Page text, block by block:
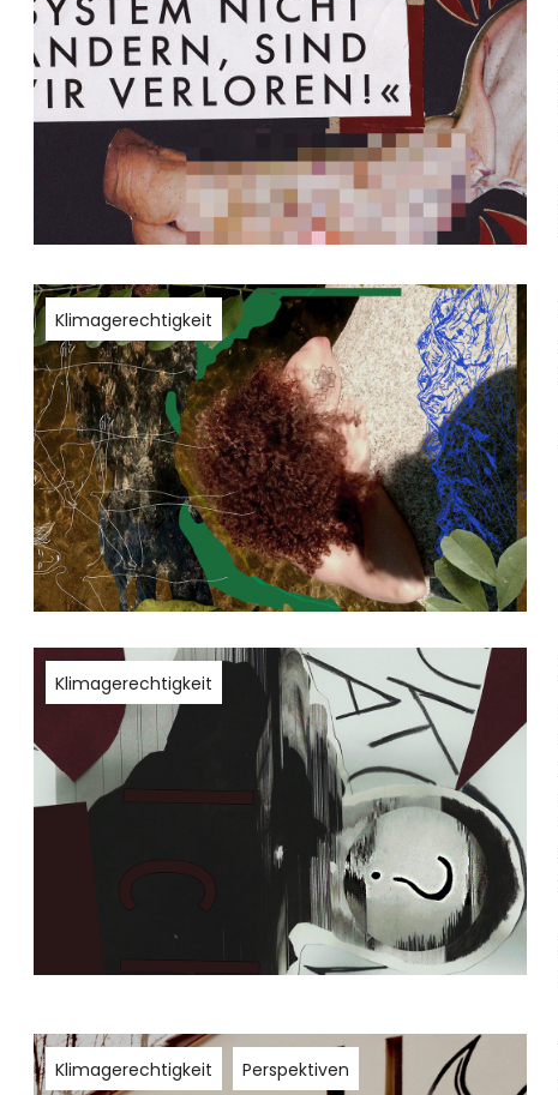
Klimagerechtigkeit
Klimagerechtigkeit
Klimagerechtigkeit Perspektiven